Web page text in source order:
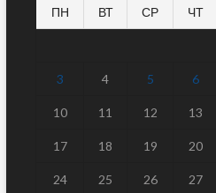
ПН ВТ СР ЧТ
3 4 5 6
10 11 12 13
17 18 19 20
24 25 26 27